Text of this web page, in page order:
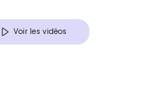
Voir les vidéos